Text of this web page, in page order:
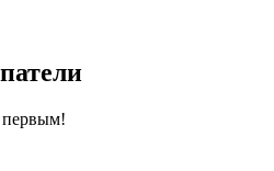
первым!